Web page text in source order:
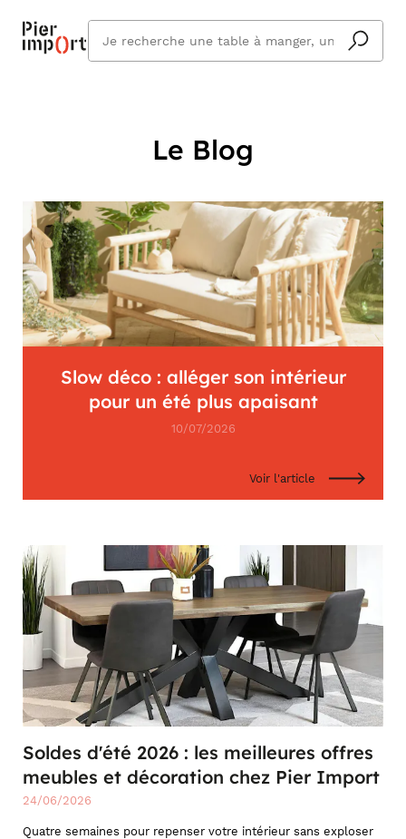
cherchez
vous ?
Le Blog
Slow déco : alléger son intérieur
pour un été plus apaisant
10/07/2026
Voir l'article
Soldes d'été 2026 : les meilleures offres
meubles et décoration chez Pier Import
24/06/2026
Quatre semaines pour repenser votre intérieur sans exploser